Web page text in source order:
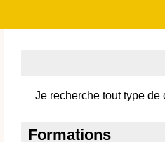
Je recherche tout type de
Formations